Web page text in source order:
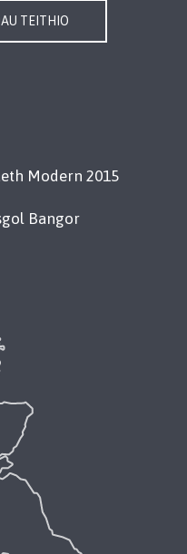
TEITHIO
Modern 2015
Bangor